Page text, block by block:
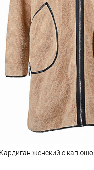
Кардиган женский с